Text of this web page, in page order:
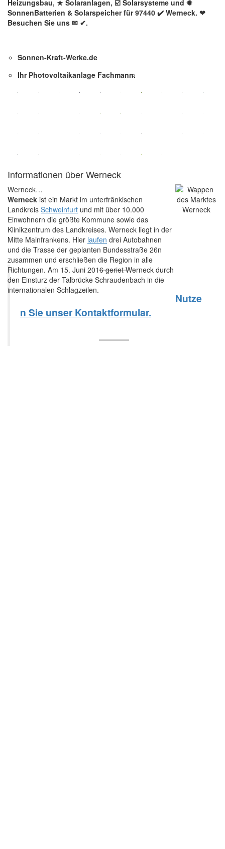
Heizungsbau, ★ Solaranlagen, ☑️ Solarsysteme und ✹
SonnenBatterien & Solarspeicher für 97440 ✔️ Werneck. ❤
Besuchen Sie uns ✉ ✔.
Sonnen-Kraft-Werke.de
Ihr Photovoltaikanlage Fachmann.
Informationen über Werneck
Werneck…
Werneck ist ein Markt im unterfränkischen
Landkreis Schweinfurt und mit über 10.000
Einwohnern die größte Kommune sowie das
Klinikzentrum des Landkreises. Werneck liegt in der
Mitte Mainfrankens. Hier laufen drei Autobahnen
und die Trasse der geplanten Bundesstraße 26n
zusammen und erschließen die Region in alle
Richtungen. Am 15. Juni 2016 geriet Werneck durch
den Einsturz der Talbrücke Schraudenbach in die
internationalen Schlagzeilen.
Nutze
n Sie unser Kontaktformular.